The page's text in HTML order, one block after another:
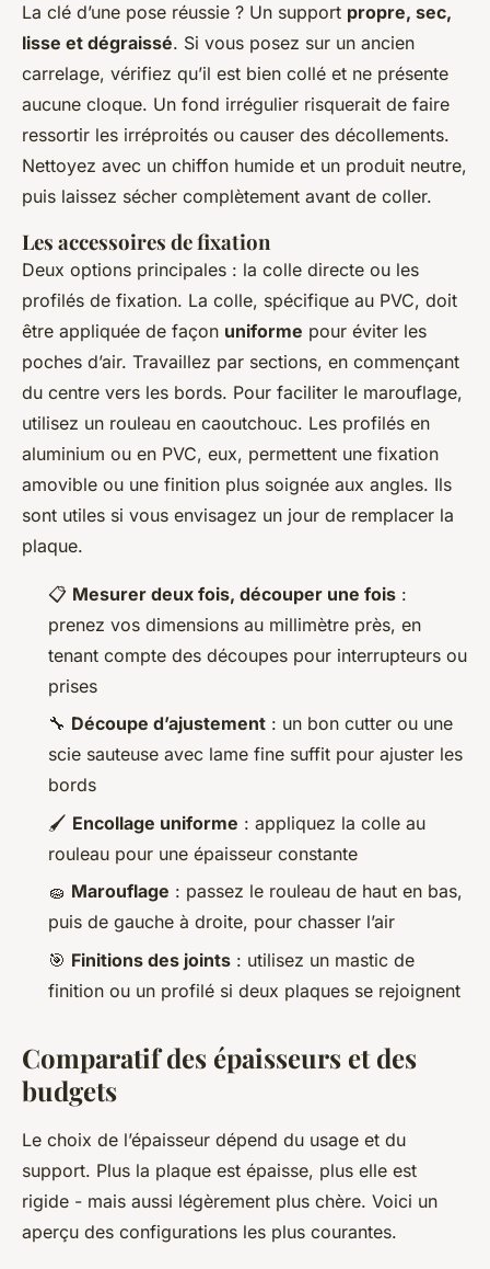
La clé d’une pose réussie ? Un support propre, sec,
lisse et dégraissé. Si vous posez sur un ancien
carrelage, vérifiez qu’il est bien collé et ne présente
aucune cloque. Un fond irrégulier risquerait de faire
ressortir les irréproités ou causer des décollements.
Nettoyez avec un chiffon humide et un produit neutre,
puis laissez sécher complètement avant de coller.
Les accessoires de fixation
Deux options principales : la colle directe ou les
profilés de fixation. La colle, spécifique au PVC, doit
être appliquée de façon uniforme pour éviter les
poches d’air. Travaillez par sections, en commençant
du centre vers les bords. Pour faciliter le marouflage,
utilisez un rouleau en caoutchouc. Les profilés en
aluminium ou en PVC, eux, permettent une fixation
amovible ou une finition plus soignée aux angles. Ils
sont utiles si vous envisagez un jour de remplacer la
plaque.
📋 Mesurer deux fois, découper une fois :
prenez vos dimensions au millimètre près, en
tenant compte des découpes pour interrupteurs ou
prises
🔧 Découpe d’ajustement : un bon cutter ou une
scie sauteuse avec lame fine suffit pour ajuster les
bords
🖌️ Encollage uniforme : appliquez la colle au
rouleau pour une épaisseur constante
🧽 Marouflage : passez le rouleau de haut en bas,
puis de gauche à droite, pour chasser l’air
🎯 Finitions des joints : utilisez un mastic de
finition ou un profilé si deux plaques se rejoignent
Comparatif des épaisseurs et des
budgets
Le choix de l’épaisseur dépend du usage et du
support. Plus la plaque est épaisse, plus elle est
rigide - mais aussi légèrement plus chère. Voici un
aperçu des configurations les plus courantes.